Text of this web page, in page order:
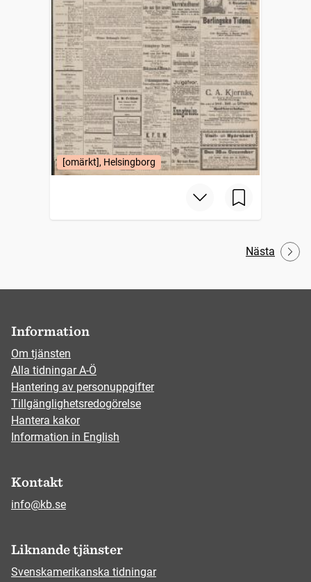
[omärkt], Helsingborg
Nästa
Information
Om tjänsten
Alla tidningar A-Ö
Hantering av personuppgifter
Tillgänglighetsredogörelse
Hantera kakor
Information in English
Kontakt
info@kb.se
Liknande tjänster
Svenskamerikanska tidningar